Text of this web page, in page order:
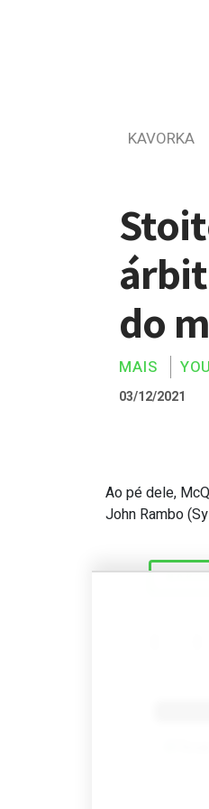
KAVORKA
do
MAIS
03/12/2021
Ao pé dele,
John Rambo